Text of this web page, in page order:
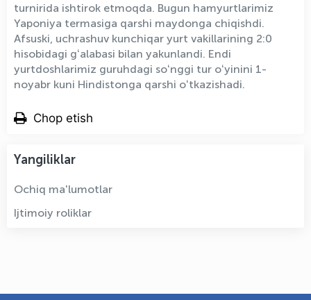
turnirida ishtirok etmoqda. Bugun hamyurtlarimiz
Yaponiya termasiga qarshi maydonga chiqishdi.
Afsuski, uchrashuv kunchiqar yurt vakillarining 2:0
hisobidagi gʻalabasi bilan yakunlandi. Endi
yurtdoshlarimiz guruhdagi soʻnggi tur oʻyinini 1-
noyabr kuni Hindistonga qarshi oʻtkazishadi.
Chop etish
Yangiliklar
Ochiq ma'lumotlar
Ijtimoiy roliklar